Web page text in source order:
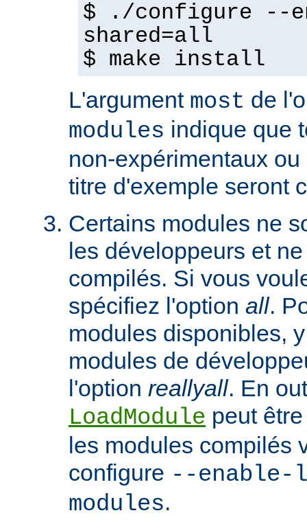
$ ./configure --
shared=all
$ make install
L'argument most de
modules indique que
non-expérimentaux
titre d'exemple seront
Certains modules ne
les développeurs et
compilés. Si vous
spécifiez l'option all.
modules disponibles,
modules de
l'option reallyall. En
LoadModule peut
les modules compilés
configure --
modules.